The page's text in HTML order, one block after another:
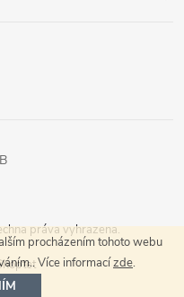
procházením tohoto webu
Více informacízde.
práva vyhrazena.